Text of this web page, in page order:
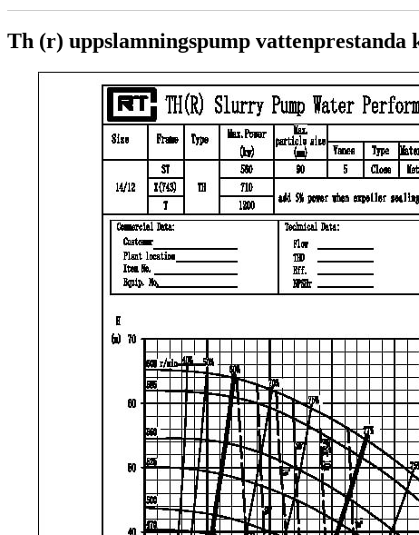
Th (r) uppslamningspump vattenprestanda